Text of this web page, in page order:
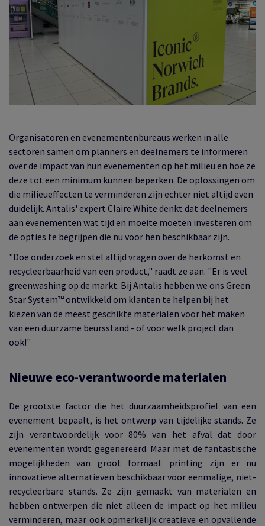
Organisatoren en evenementenbureaus werken in alle
sectoren samen om planners en deelnemers te informeren
over de impact van hun evenementen op het milieu en hoe ze
deze tot een minimum kunnen beperken. De oplossingen om
die milieueffecten te verminderen zijn echter niet altijd even
duidelijk. Antalis' expert Claire White denkt dat deelnemers
aan evenementen wat tijd en moeite moeten investeren om
de opties te begrijpen die nu voor hen beschikbaar zijn.
"Doe onderzoek en stel altijd vragen over de herkomst en
recycleerbaarheid van een product," raadt ze aan. "Er is veel
greenwashing op de markt. Bij Antalis hebben we ons Green
Star System™ ontwikkeld om klanten te helpen bij het
kiezen van de meest geschikte materialen voor het maken
van een duurzame beursstand - of voor welk project dan
ook!"
Nieuwe eco-verantwoorde materialen
De grootste factor die het duurzaamheidsprofiel van een
evenement bepaalt, is het ontwerp van tijdelijke stands. Ze
zijn verantwoordelijk voor 80% van het afval dat door
evenementen wordt gegenereerd. Maar met de fantastische
mogelijkheden van groot formaat printing zijn er nu
innovatieve alternatieven beschikbaar voor eenmalige, niet-
recycleerbare stands. Ze zijn gemaakt van materialen en
hebben ontwerpen die niet alleen de impact op het milieu
verminderen, maar ook opmerkelijk creatieve en opvallende